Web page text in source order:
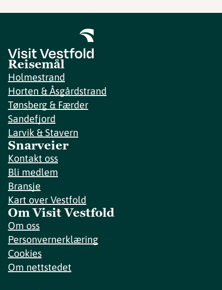
Reisemål
Holmestrand
Horten & Åsgårdstrand
Tønsberg & Færder
Sandefjord
Larvik & Stavern
Snarveier
Kontakt oss
Bli medlem
Bransje
Kart over Vestfold
Om Visit Vestfold
Om oss
Personvernerklæring
Cookies
Om nettstedet